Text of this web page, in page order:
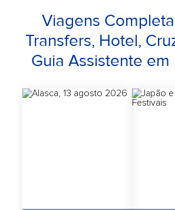
Viagens
Transfers, Hotel,
Guia Assistente em